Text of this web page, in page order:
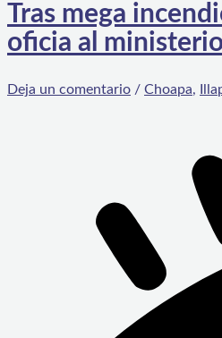
Tras mega
oficia al
Deja un comentario / Choapa,